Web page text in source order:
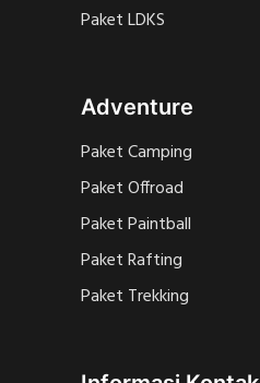
Paket LDKS
Adventure
Paket Camping
Paket Offroad
Paket Paintball
Paket Rafting
Paket Trekking